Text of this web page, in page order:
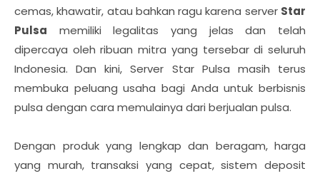
cemas, khawatir, atau bahkan ragu karena server Star
Pulsa memiliki legalitas yang jelas dan telah
dipercaya oleh ribuan mitra yang tersebar di seluruh
Indonesia. Dan kini, Server Star Pulsa masih terus
membuka peluang usaha bagi Anda untuk berbisnis
pulsa dengan cara memulainya dari berjualan pulsa.
Dengan produk yang lengkap dan beragam, harga
yang murah, transaksi yang cepat, sistem deposit